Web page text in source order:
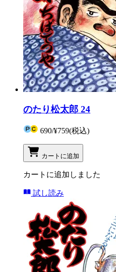
のたり松太郎 24
690/¥759(税込)
カートに追加
カートに追加しました
試し読み